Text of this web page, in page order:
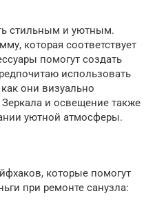
стильным и уютным.
которая соответствует
помогут создать
использовать
они визуально
и освещение также
уютной атмосферы.
которые помогут
при ремонте санузла: